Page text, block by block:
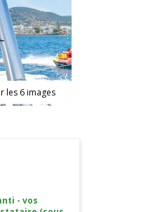
les 6 images
- vos